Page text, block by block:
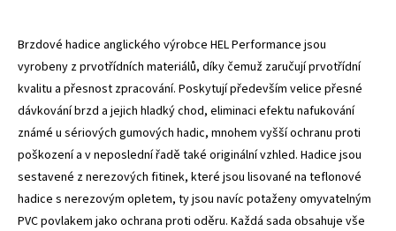
Brzdové hadice anglického výrobce HEL Performance jsou
vyrobeny z prvotřídních materiálů, díky čemuž zaručují prvotřídní
kvalitu a přesnost zpracování. Poskytují především velice přesné
dávkování brzd a jejich hladký chod, eliminaci efektu nafukování
známé u sériových gumových hadic, mnohem vyšší ochranu proti
poškození a v neposlední řadě také originální vzhled. Hadice jsou
sestavené z nerezových fitinek, které jsou lisované na teflonové
hadice s nerezovým opletem, ty jsou navíc potaženy omyvatelným
PVC povlakem jako ochrana proti oděru. Každá sada obsahuje vše